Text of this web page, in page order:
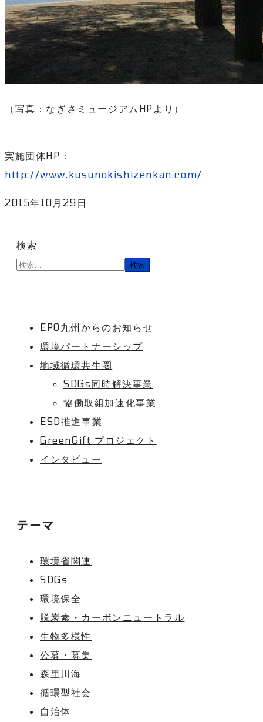
（写真：なぎさミュージアムHPより）
実施団体HP：
http://www.kusunokishizenkan.com/
2015年10月29日
検索
検索
EPO九州からのお知らせ
環境パートナーシップ
地域循環共生圏
SDGs同時解決事業
協働取組加速化事業
ESD推進事業
GreenGift プロジェクト
インタビュー
テーマ
環境省関連
SDGs
環境保全
脱炭素・カーボンニュートラル
生物多様性
公募・募集
森里川海
循環型社会
自治体